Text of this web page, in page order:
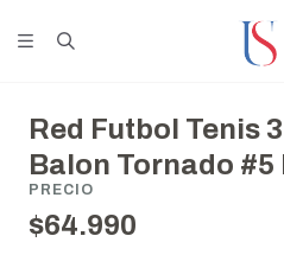
Red Futbol Tenis
Balon Tornado
PRECIO
$64.990